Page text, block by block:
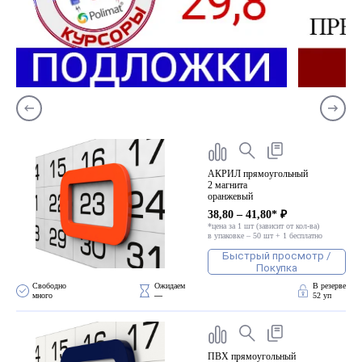
АКРИЛ прямоугольный
2 магнита
оранжевый
38,80 – 41,80* ₽
*цена за 1 шт (зависит от кол-ва)
в упаковке – 50 шт + 1 бесплатно
Быстрый просмотр /
Покупка
Свободно
много
Ожидаем
—
В резерве
52 уп
ПВХ прямоугольный